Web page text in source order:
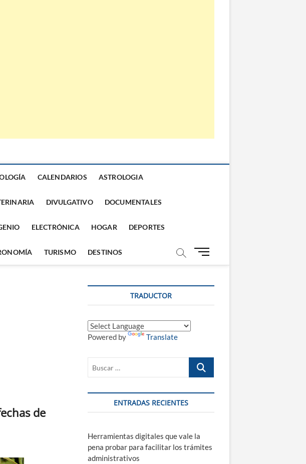
CALENDARIOS ASTROLOGIA
DIVULGATIVO DOCUMENTALES
ELECTRÓNICA HOGAR DEPORTES
TURISMO DESTINOS
B
ó
d
ú
de
TRADUCTOR
Powered by Translate
Buscar
ENTRADAS RECIENTES
Herramientas digitales que vale la
pena probar para facilitar los trámites
administrativos